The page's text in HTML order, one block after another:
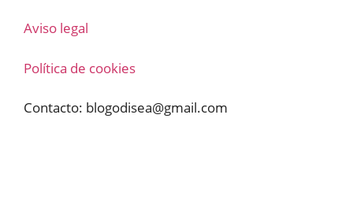
Aviso legal
Política de cookies
Contacto: blogodisea@gmail.com